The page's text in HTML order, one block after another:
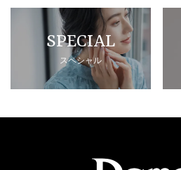
SPECIAL
スペシャル